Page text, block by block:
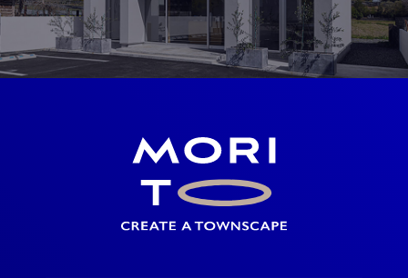
SHOWROOM
ショールーム
岡山県勝田郡奈義町中島西108-1